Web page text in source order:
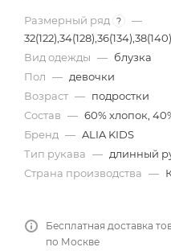
Размерный ряд ?
—
Вид одежды — блузка
Пол — девочки
Возраст — подростки
Состав — 60% хлопок,
Бренд — ALIA KIDS
Тип рукава — длинный
Страна производства —
Бесплатная доставка
по Москве